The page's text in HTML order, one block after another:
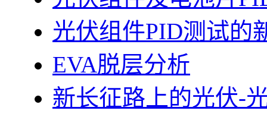
光伏组件PID测试的
EVA脱层分析
新长征路上的光伏-